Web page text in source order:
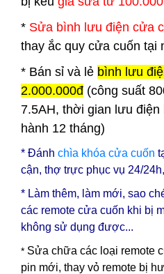
* Sửa bình lưu điện cửa
thay ắc quy cửa cuốn tại
* Bán sỉ và lẻ bình lưu
2.000.000đ (công suất
7.5AH, thời gian lưu
hành 12 tháng)
* Đánh chìa khóa cửa cuốn
cận, thợ trực phục vụ 24/
* Làm thêm, làm mới, sao
các remote cửa cuốn khi bị
không sử dụng được...
* Sửa chữa các loại remote
pin mới, thay vỏ remote bị